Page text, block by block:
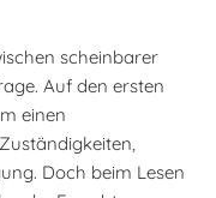
scheinbarer
Auf den ersten
einen
Doch beim Lesen